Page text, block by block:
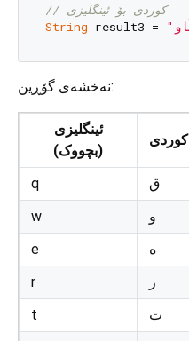
// کوردی بۆ ئینگلیزی
String result3 =
نەخشەی گۆڕین:
ئینگلیزی
(بچووک)
کوردی
q ق
w
و
e
ە
r
ر
t
ت